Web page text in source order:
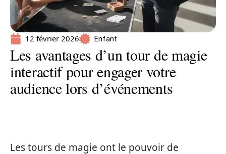
12 février 2026 Enfant
Les avantages d’un tour de magie
interactif pour engager votre
audience lors d’événements
Les tours de magie ont le pouvoir de